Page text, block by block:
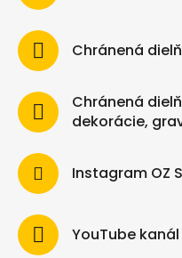
Chránená
Chránená
dekorácie,
Instagram OZ
YouTube kanál